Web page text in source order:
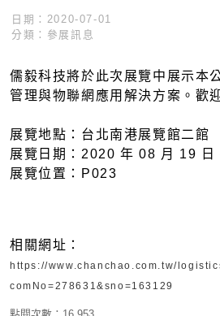
日期： 2020-07-01
分類：參展訊息
儒毅科技將於此次展覽中展示本
管理與物聯網應用解決方案。歡
展覽地點：台北南港展覽館二館
展覽日期：2020 年 08 月 19 日
展覽位置：P023
相關網址：
https://www.chanchao.com.tw/
comNo=278631&sno=163129